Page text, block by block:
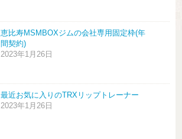
恵比寿MSMBOXジムの会社専用固定枠(年
間契約)
2023年1月26日
最近お気に入りのTRXリップトレーナー
2023年1月26日